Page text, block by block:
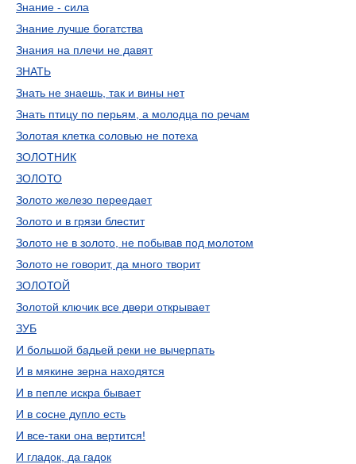
Знание - сила
Знание лучше богатства
Знания на плечи не давят
ЗНАТЬ
Знать не знаешь, так и вины нет
Знать птицу по перьям, а молодца по речам
Золотая клетка соловью не потеха
ЗОЛОТНИК
ЗОЛОТО
Золото железо переедает
Золото и в грязи блестит
Золото не в золото, не побывав под молотом
Золото не говорит, да много творит
ЗОЛОТОЙ
Золотой ключик все двери открывает
ЗУБ
И большой бадьей реки не вычерпать
И в мякине зерна находятся
И в пепле искра бывает
И в сосне дупло есть
И все-таки она вертится!
И гладок, да гадок